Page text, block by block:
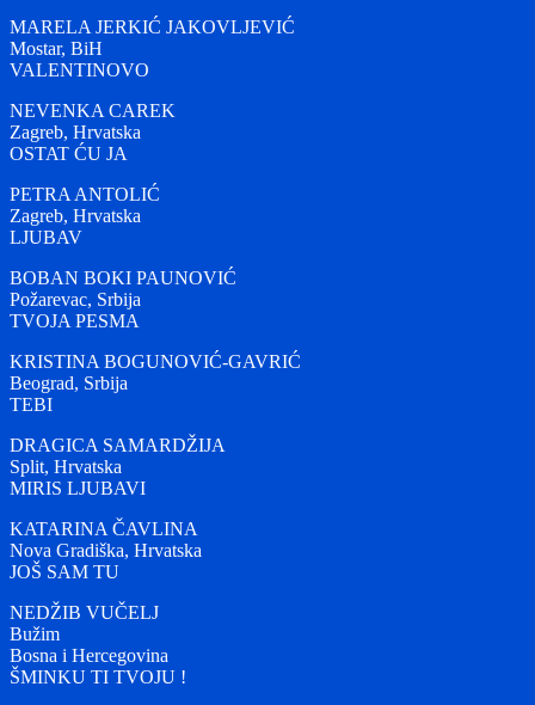
MARELA JERKIĆ JAKOVLJEVIĆ
Mostar, BiH
VALENTINOVO
NEVENKA CAREK
Zagreb, Hrvatska
OSTAT ĆU JA
PETRA ANTOLIĆ
Zagreb, Hrvatska
LJUBAV
BOBAN BOKI PAUNOVIĆ
Požarevac, Srbija
TVOJA PESMA
KRISTINA BOGUNOVIĆ-GAVRIĆ
Beograd, Srbija
TEBI
DRAGICA SAMARDŽIJA
Split, Hrvatska
MIRIS LJUBAVI
KATARINA ČAVLINA
Nova Gradiška, Hrvatska
JOŠ SAM TU
NEDŽIB VUČELJ
Bužim
Bosna i Hercegovina
ŠMINKU TI TVOJU !